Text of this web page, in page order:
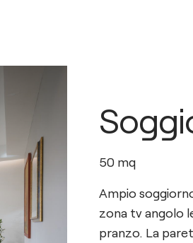
50mq
Ampio
zona tv angolo
pranzo. La